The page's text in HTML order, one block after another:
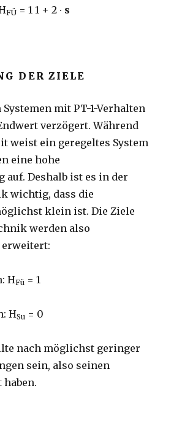
FÜ= 1 1 + 2 ∙ s
DER ZIELE
mit PT-1-Verhalten
verzögert. Während
weist ein geregeltes System
eine hohe
auf. Deshalb ist es in der
wichtig, dass die
klein ist. Die Ziele
werden also
HFü = 1
HSu = 0
nach möglichst geringer
sein, also seinen